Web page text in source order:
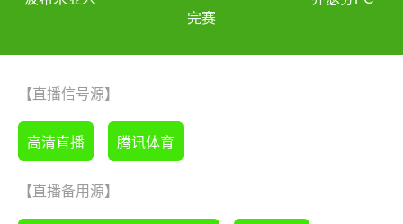
完赛
【直播信号源】
高清直播 腾讯体育
【直播备用源】